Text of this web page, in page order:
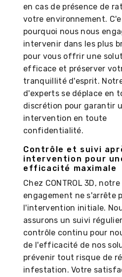
en cas de présence de
votre environnement.
pourquoi nous nous
intervenir dans les plus
pour vous offrir une
efficace et préserver
tranquillité d'esprit.
d'experts se déplace en
discrétion pour garantir
intervention en toute
confidentialité.
Contrôle et suivi
intervention pour
efficacité maximale
Chez CONTROL 3D, notre
engagement ne s'arrête
l'intervention initiale.
assurons un suivi
contrôle continu pour
de l'efficacité de nos
prévenir tout risque de
infestation. Votre